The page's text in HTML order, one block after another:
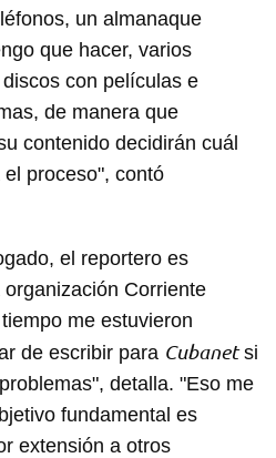
un almanaque
que hacer, varios
con películas e
de manera que
contenido decidirán cuál
proceso", contó
el reportero es
Corriente
me estuvieron
de escribir para Cubanetsi
detalla. "Eso me
fundamental es
extensión a otros